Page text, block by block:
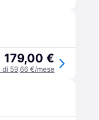
179,00 €
di 59,66 €/mese